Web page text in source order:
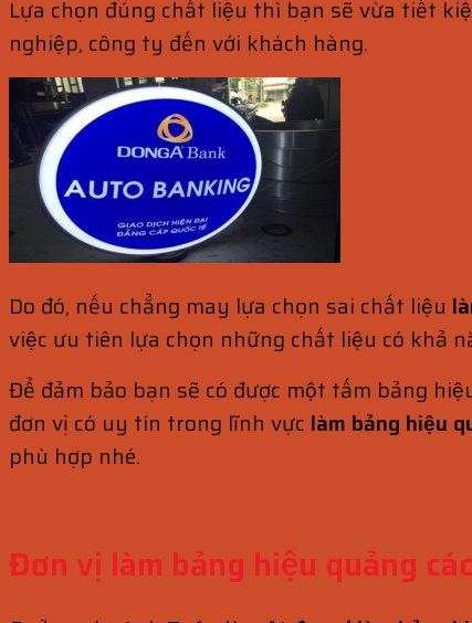
Lựa chọn đúng chất liệu thì bạn sẽ vừa tiết
nghiệp, công ty đến với khách hàng.
Do đó, nếu chẳng may lựa chọn sai chất liệu
việc ưu tiên lựa chọn những chất liệu có khả
Để đảm bảo bạn sẽ có được một tấm bảng
đơn vị có uy tín trong lĩnh vực làm bảng hiệu
phù hợp nhé.
Đơn vị làm bảng hiệu quảng